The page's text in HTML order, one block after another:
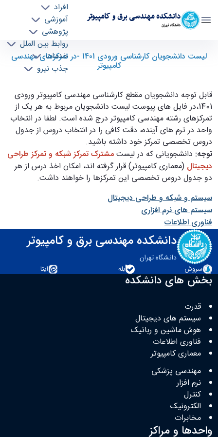
دانشکده مهندسی برق و کامپیوتر
دانشگاه تهران
افراد
آموزشی
پژوهشی
روابط بین الملل
خدمات
جذب نیرو
لیست دانشجویان کارشناسی ورودی 1401 -در
تمرکزهای مهندسی کامپیوتر - ece- دانشکده
لیست دانشجویان کارشناسی ورودی 1401 -در تمرکزهای مهندسی
کامپیوتر
قابل توجه دانشجویان مقطع کارشناسی مهندسی کامپیوتر ورودی
1401،در فایل های پیوست لیست دانشجویان مربوط به هر یک از
تمرکزهای رشته مهندسی کامپیوتر درج شده است. لطفا در انتخاب
واحد در ترم های آینده، دقت کافی را در انتخاب دروس از جدول
دروس تخصصی تمرکز خود داشته باشید.
توجه: دانشجویانی که در لیست مشترک تمرکز شبکه و تمرکز طراحی
دیجیتال (معماری کامپیوتر) قرار گرفته اند، امکان اخذ درس از هر
دو جدول دروس تخصصی این تمرکزها را خواهند داشت.
سیستم و شبکه و طراحی دیجیتال
سیستم های نرم افزاری
فناوری اطلاعات
دانشکده مهندسی برق و کامپیوتر
دانشگاه تهران
سروش
بله ایتا
بخش های دانشکده
قدرت
سیستم های دیجیتال
هوش ماشین و رباتیک
فناوری اطلاعات
معماری کامپیوتر
مهندسی پزشکی
نرم افزار
کنترل
الکترونیک
مخابرات
واحدها و مراکز